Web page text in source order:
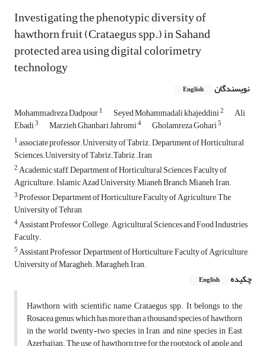
Investigating the phenotypic diversity of
hawthorn fruit (Crataegus spp.) in Sahand
protected area using digital colorimetry
technology
نویسندگان English
Mohammadreza Dadpour1 Seyed Mohammadali khajeddini2 Ali
Ebadi3 Marzieh Ghanbari Jahromi4 Gholamreza Gohari5
1associate professor.University of Tabriz. Department of Horticultural
Sciences.University of Tabriz.Tabriz .Iran
2Academic staff, Department of Horticultural Sciences, Faculty of
Agriculture. Islamic Azad University, Mianeh Branch, Mianeh, Iran.
3Professor, Department of Horticulture Faculty of Agriculture, The
University of Tehran
4Assistant Professor College. Agricultural Sciences and Food Industries
Faculty.
5Assistant Professor, Department of Horticulture, Faculty of Agriculture,
University of Maragheh. Maragheh, Iran.
چکیده
English
Hawthorn with scientific name Crataegus spp. It belongs to the
Rosacea genus, which has more than a thousand species of hawthorn
in the world, twenty-two species in Iran, and nine species in East